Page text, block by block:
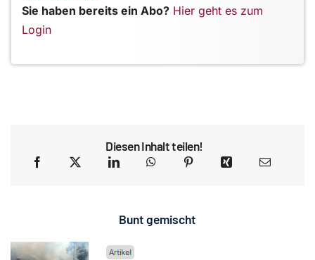
Sie haben bereits ein Abo? Hier geht es zum
Login
Diesen Inhalt teilen!
Bunt gemischt